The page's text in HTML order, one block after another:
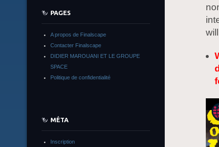
PAGES
A propos de Finalscape
Contacter Finalscape
DIDIER MAROUANI ET LE GROUPE
SPACE
Politique de confidentialité
MÉTA
Inscription